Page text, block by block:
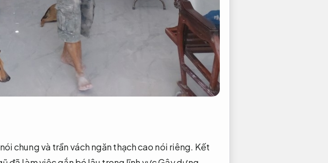
chung và trần vách ngăn thạch cao nói riêng. Kết